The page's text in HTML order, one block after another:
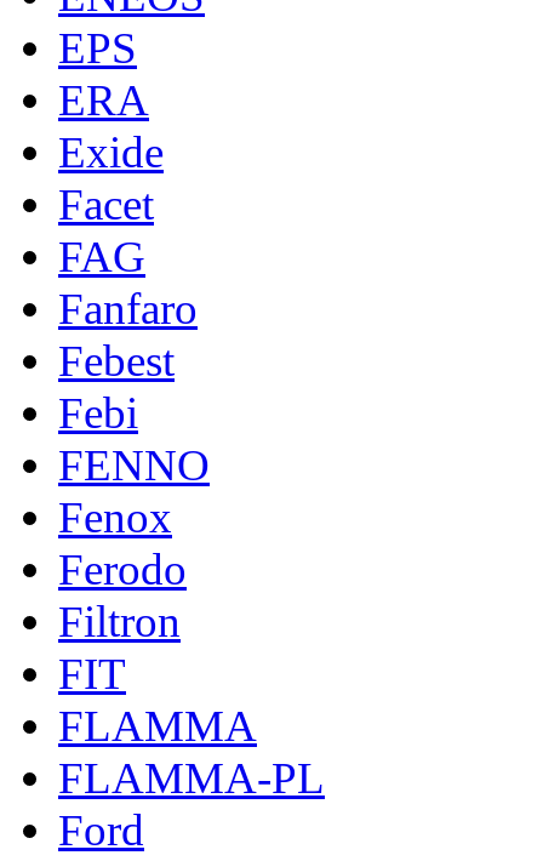
EPS
ERA
Exide
Facet
FAG
Fanfaro
Febest
Febi
FENNO
Fenox
Ferodo
Filtron
FIT
FLAMMA
FLAMMA-PL
Ford